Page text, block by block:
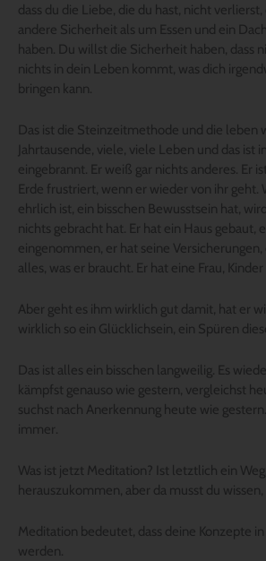
dass du die Liebe, die du hast, nicht
andere Sicherheit als um Essen und ein
haben. Du willst die Sicherheit haben, dass
nichts in dein Leben kommt, was dich
bringen kann.
Das ist die Steinzeitmethode und die leben
Jahrtausende, viele, viele Leben und das ist
eingebrannt. Er weiß gar nichts anderes. Er
Erde frustriert, wenn er wieder von ihr geht.
ehrlich ist, ein bisschen Bewusstsein hat,
nichts gebracht hat. Er hat ein Haus gebaut,
eingenommen, er hat seine
alles, was er braucht. Er hat eine Frau, Kinder
Aber geht es ihm wirklich gut damit, hat er
wirklich so ein Glücklichsein, ein Spüren
Das ist alles ein bisschen langweilig. Es
kämpfst genauso wie gestern, vergleichst
suchst nach Anerkennung heute wie
immer.
Was ist jetzt Meditation? Ist letztlich ein
herauszukommen, aber da musst du
Meditation bedeutet, dass deine Konzepte
werden.